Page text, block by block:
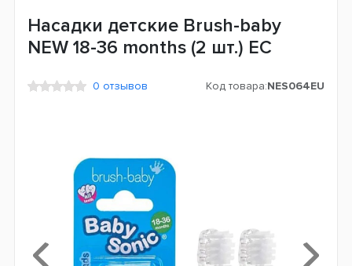
Насадки детские Brush-baby
NEW 18-36 months (2 шт.) ЕС
0 отзывов Код товара:NES064EU